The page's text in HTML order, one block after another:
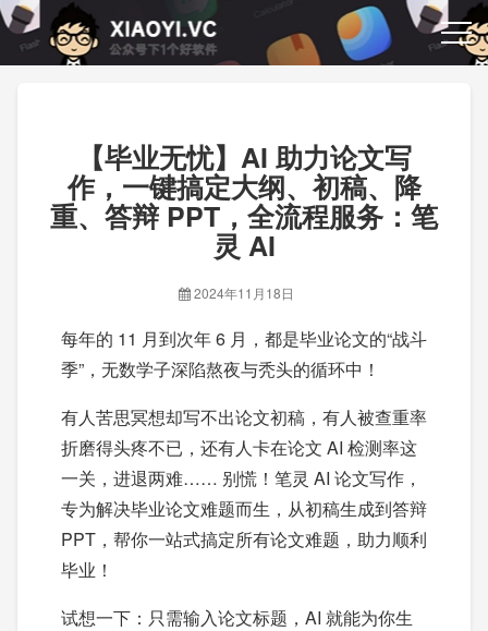
【毕业无忧】AI 助力论文写
作，一键搞定大纲、初稿、降
重、答辩 PPT，全流程服务：笔
灵 AI
2024年11月18日
每年的 11 月到次年 6 月，都是毕业论文的“战斗
季”，无数学子深陷熬夜与秃头的循环中！
有人苦思冥想却写不出论文初稿，有人被查重率
折磨得头疼不已，还有人卡在论文 AI 检测率这
一关，进退两难…… 别慌！笔灵 AI 论文写作，
专为解决毕业论文难题而生，从初稿生成到答辩
PPT，帮你一站式搞定所有论文难题，助力顺利
毕业！
试想一下：只需输入论文标题，AI 就能为你生